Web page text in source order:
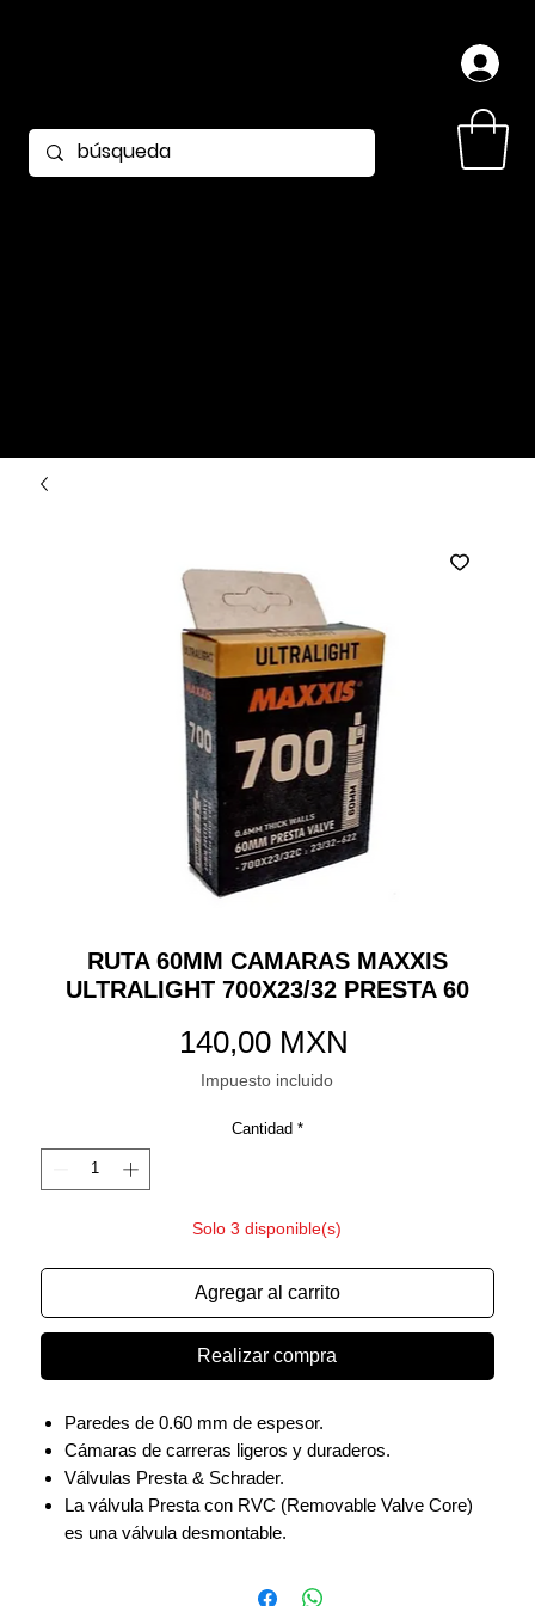
RUTA 60MM CAMARAS MAXXIS
ULTRALIGHT 700X23/32 PRESTA 60
140,00 MXN
Impuesto incluido
Cantidad *
Solo 3 disponible(s)
Agregar al carrito
Realizar compra
Paredes de 0.60 mm de espesor.
Cámaras de carreras ligeros y duraderos.
Válvulas Presta & Schrader.
La válvula Presta con RVC (Removable Valve Core)
es una válvula desmontable.